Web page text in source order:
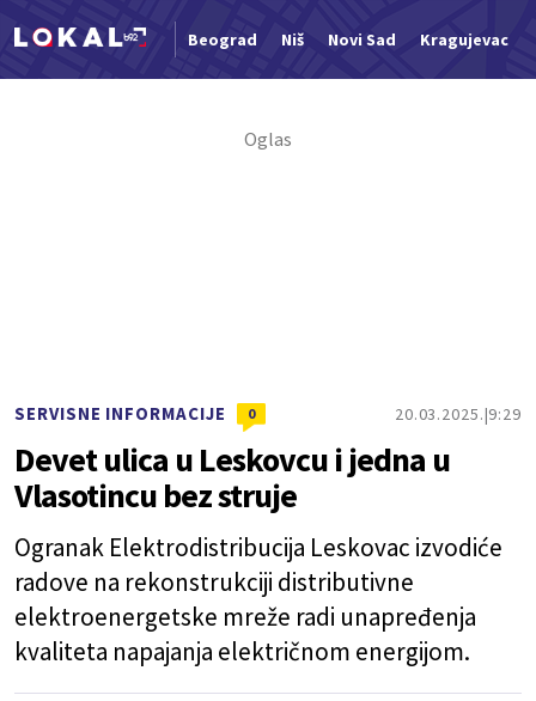
Beograd Niš Novi Sad Kragujevac
SERVISNE INFORMACIJE 0 20.03.2025. 9:29
Devet ulica u Leskovcu i jedna u
Vlasotincu bez struje
Ogranak Elektrodistribucija Leskovac izvodiće
radove na rekonstrukciji distributivne
elektroenergetske mreže radi unapređenja
kvaliteta napajanja električnom energijom.